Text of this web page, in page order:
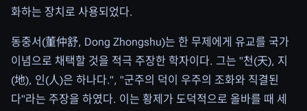
화하는 장치로 사용되었다.
동중서(董仲舒, Dong Zhongshu)는 한 무제에게 유교를 국가
이념으로 채택할 것을 적극 주장한 학자이다. 그는 "천(天), 지
(地), 인(人)은 하나다.", "군주의 덕이 우주의 조화와 직결된
다"라는 주장을 하였다. 이는 황제가 도덕적으로 올바를 때 세